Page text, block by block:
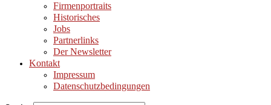
Firmenportraits
Historisches
Jobs
Partnerlinks
Der Newsletter
Kontakt
Impressum
Datenschutzbedingungen